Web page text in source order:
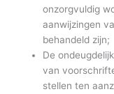
onzorgvuldig
aanwijzingen
behandeld zijn;
De
van
stellen ten